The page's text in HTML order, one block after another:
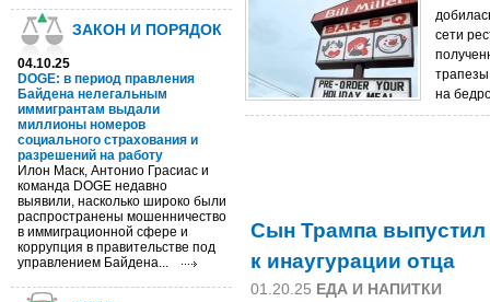
ЗАКОН И ПОРЯДОК
04.10.25
DOGE: в период правления
Байдена нелегальным
иммигрантам выдали
миллионы номеров
социального страхования и
разрешений на работу
Илон Маск, Антонио Грасиас и
команда DOGE недавно
выявили, насколько широко были
распространены мошенничество
в иммиграционной сфере и
коррупция в правительстве под
управлением Байдена...
сети
на
Сын Трампа
к инаугурации отца
01.20.25 ЕДА И НАПИТКИ